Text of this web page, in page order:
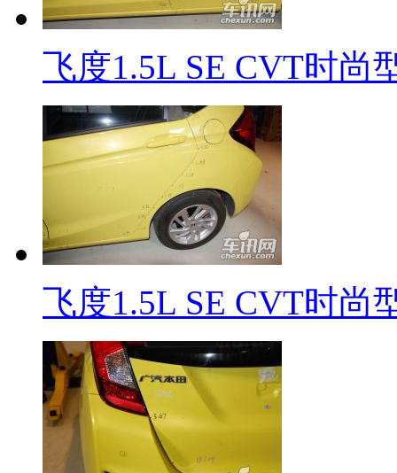
飞度1.5L SE CVT时尚
飞度1.5L SE CVT时尚